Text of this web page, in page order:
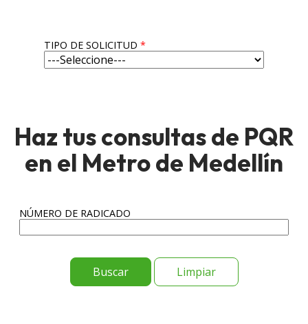
TIPO DE SOLICITUD *
Haz tus consultas de PQR
en el Metro de Medellín
NÚMERO DE RADICADO
Limpiar